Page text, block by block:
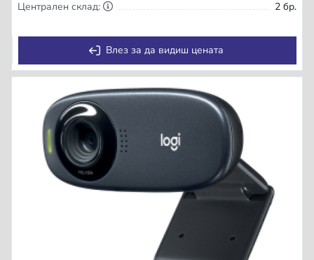
Централен склад:
2 бр.
Влез за да видиш цената